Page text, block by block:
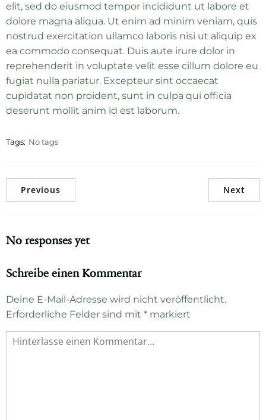
elit, sed do eiusmod tempor incididunt ut labore et
dolore magna aliqua. Ut enim ad minim veniam, quis
nostrud exercitation ullamco laboris nisi ut aliquip ex
ea commodo consequat. Duis aute irure dolor in
reprehenderit in voluptate velit esse cillum dolore eu
fugiat nulla pariatur. Excepteur sint occaecat
cupidatat non proident, sunt in culpa qui officia
deserunt mollit anim id est laborum.
Tags: No tags
Previous Next
No responses yet
Schreibe einen Kommentar
Deine E-Mail-Adresse wird nicht veröffentlicht.
Erforderliche Felder sind mit * markiert